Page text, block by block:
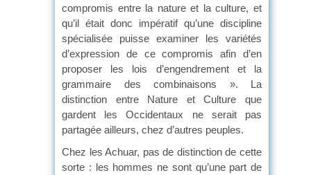
compromis entre la nature et la culture, et
qu’il était donc impératif qu’une discipline
spécialisée puisse examiner les variétés
d’expression de ce compromis afin d’en
proposer les lois d’engendrement et la
grammaire des combinaisons ». La
distinction entre Nature et Culture que
gardent les Occidentaux ne serait pas
partagée ailleurs, chez d’autres peuples.
Chez les Achuar, pas de distinction de cette
sorte : les hommes ne sont qu’une part de